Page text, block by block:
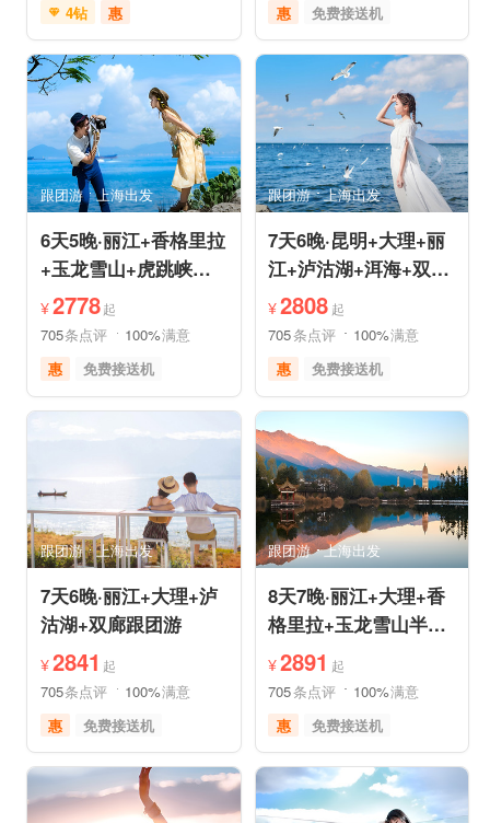
4钻
惠
免费接送机
免费WIFI
管家服务
品质游
情侣游
摄影之旅
休闲度假
自然山水
美食享受
乡村趣游
森林公园
美景探索
深度人文
世界遗产
特色民宿
自由活动
跟团游 上海出发
6天5晚·丽江+香格里拉
+玉龙雪山+虎跳峡半
自助游
¥2778起
705条点评 100%满意
惠
免费接送机
休闲游
世界遗产
雪山之旅
美食享受
摄影之旅
跟团游 上海出发
7天6晚·丽江+大理+泸
沽湖+双廊跟团游
¥2841 起
705条点评 100%满意
惠
免费接送机
品质游
世界遗产
美食享受
摄影之旅
自然山水
惠
免费接送机
品质游
世界遗产
雪山之旅
美食享受
摄影之旅
跟团游 上海出发
7天6晚·昆明+大理+丽
江+泸沽湖+洱海+双廊
+圣托里尼跟团游
¥2808 起
705条点评 100%满意
惠
免费接送机
品质游
世界遗产
美食享受
自然山水
摄影之旅
跟团游 上海出发
8天7晚·丽江+大理+香
格里拉+玉龙雪山半自
助游
¥2891 起
705条点评 100%满意
惠
免费接送机
品质游
世界遗产
雪山之旅
美食享受
摄影之旅